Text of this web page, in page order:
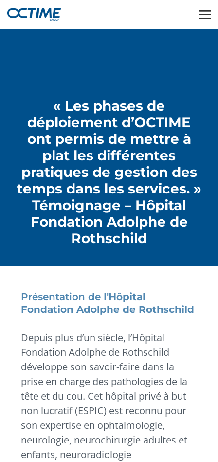
« Les phases de
déploiement d’OCTIME
ont permis de mettre à
plat les différentes
pratiques de gestion des
temps dans les services. »
Témoignage – Hôpital
Fondation Adolphe de
Rothschild
Présentation de l'Hôpital
Fondation Adolphe de Rothschild
Depuis plus d’un siècle, l’Hôpital
Fondation Adolphe de Rothschild
développe son savoir-faire dans la
prise en charge des pathologies de la
tête et du cou. Cet hôpital privé à but
non lucratif (ESPIC) est reconnu pour
son expertise en ophtalmologie,
neurologie, neurochirurgie adultes et
enfants, neuroradiologie